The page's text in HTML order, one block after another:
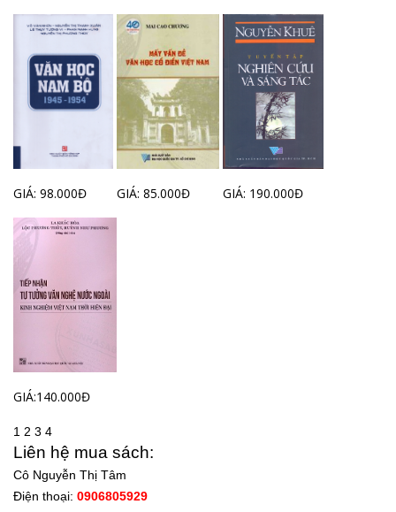
GIÁ: 98.000Đ GIÁ: 85.000Đ GIÁ: 190.000Đ
GIÁ:140.000Đ
1 2 3 4
Liên hệ mua sách:
Cô Nguyễn Thị Tâm
Điện thoại: 0906805929